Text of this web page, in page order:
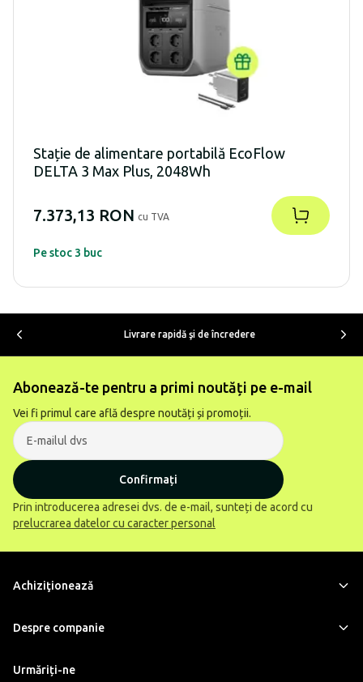
Stație de alimentare portabilă EcoFlow
DELTA 3 Max Plus, 2048Wh
7.373,13 RON cu TVA
Pe stoc 3 buc
Livrare rapidă şi de încredere
Abonează-te pentru a primi noutăți pe e-mail
Vei fi primul care află despre noutăți și promoții.
Confirmați
Prin introducerea adresei dvs. de e-mail, sunteți de acord cu
prelucrarea datelor cu caracter personal
Achiziţionează
Despre companie
Urmăriți-ne